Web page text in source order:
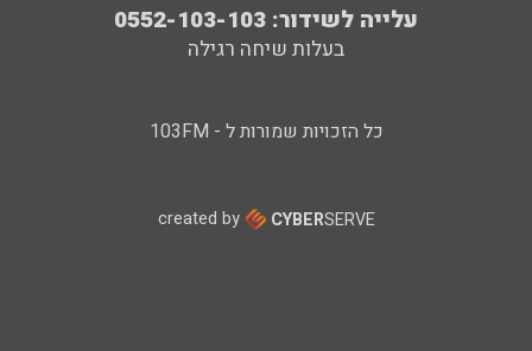
עלייה לשידור: 0552-103-103
בעלות שיחה רגילה
כל הזכויות שמורות ל - 103FM
created by CYBERSERVE